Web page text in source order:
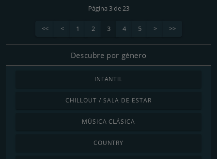
Página 3 de 23
<< < 1 2 3 4 5 > >>
Descubre por género
INFANTIL
CHILLOUT / SALA DE ESTAR
MÚSICA CLÁSICA
COUNTRY